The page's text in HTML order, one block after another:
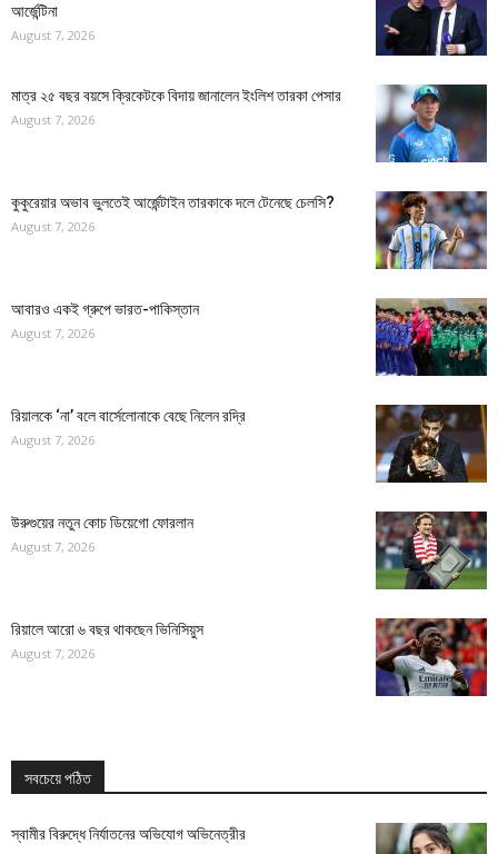
আর্জেন্টিনা
August 7, 2026
মাত্র ২৫ বছর বয়সে ক্রিকেটকে বিদায় জানালেন ইংলিশ তারকা পেসার
August 7, 2026
কুকুরেয়ার অভাব ভুলতেই আর্জেন্টাইন তারকাকে দলে টেনেছে চেলসি?
August 7, 2026
আবারও একই গ্রুপে ভারত-পাকিস্তান
August 7, 2026
রিয়ালকে ‘না’ বলে বার্সেলোনাকে বেছে নিলেন রদ্রি
August 7, 2026
উরুগুয়ের নতুন কোচ ডিয়েগো ফোরলান
August 7, 2026
রিয়ালে আরো ৬ বছর থাকছেন ভিনিসিয়ুস
August 7, 2026
সবচেয়ে পঠিত
স্বামীর বিরুদ্ধে নির্যাতনের অভিযোগ অভিনেত্রীর